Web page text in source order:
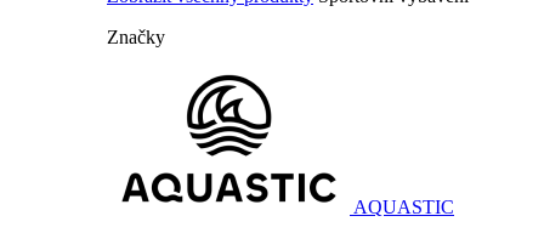
Značky
AQUASTIC